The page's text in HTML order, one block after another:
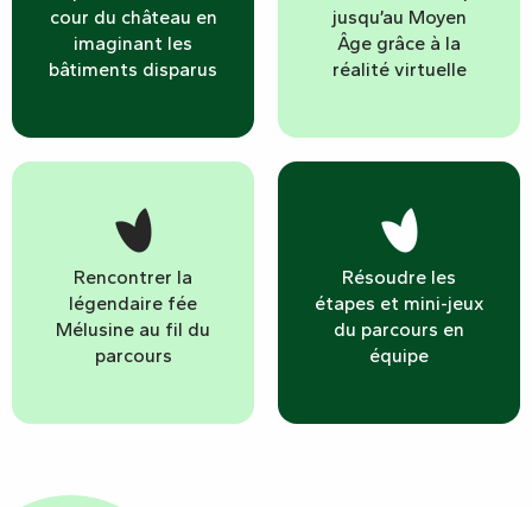
cour du château en
imaginant les
bâtiments disparus
jusqu’au Moyen
Âge grâce à la
réalité virtuelle
Résoudre les
étapes et mini-jeux
du parcours en
équipe
Rencontrer la
légendaire fée
Mélusine au fil du
parcours